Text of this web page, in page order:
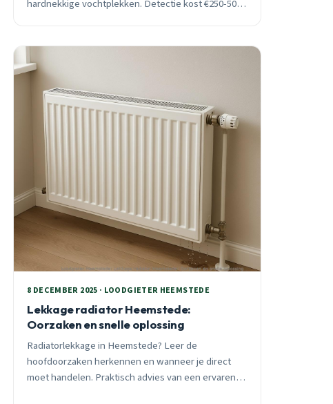
hardnekkige vochtplekken. Detectie kost €250-500
8 DECEMBER 2025 · LOODGIETER HEEMSTEDE
Lekkage radiator Heemstede:
Oorzaken en snelle oplossing
Radiatorlekkage in Heemstede? Leer de
hoofdoorzaken herkennen en wanneer je direct
moet handelen. Praktisch advies van een ervaren